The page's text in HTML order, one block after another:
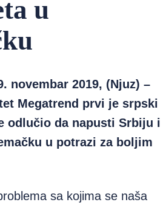
u
novembar 2019, (Njuz) –
Megatrend prvi je srpski
odlučio da napusti Srbiju i
u potrazi za boljim
sa kojima se naša